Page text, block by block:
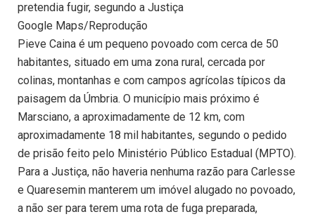
pretendia fugir, segundo a Justiça
Google Maps/Reprodução
Pieve Caina é um pequeno povoado com cerca de 50
habitantes, situado em uma zona rural, cercada por
colinas, montanhas e com campos agrícolas típicos da
paisagem da Úmbria. O município mais próximo é
Marsciano, a aproximadamente de 12 km, com
aproximadamente 18 mil habitantes, segundo o pedido
de prisão feito pelo Ministério Público Estadual (MPTO).
Para a Justiça, não haveria nenhuma razão para Carlesse
e Quaresemin manterem um imóvel alugado no povoado,
a não ser para terem uma rota de fuga preparada,